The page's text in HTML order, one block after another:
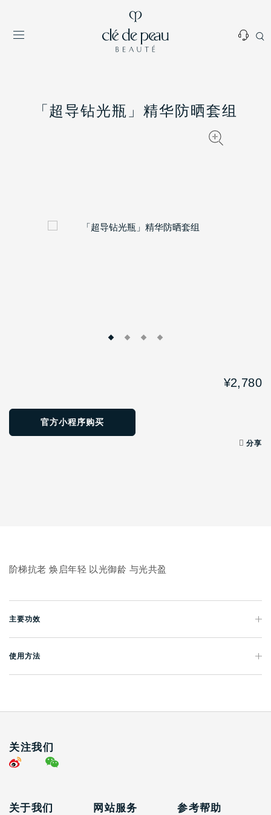
「超导钻光瓶」精华防晒套组
¥2,780
官方小程序购买
分享
阶梯抗老 焕启年轻 以光御龄 与光共盈
主要功效
使用方法
关注我们
关于我们 网站服务 参考帮助